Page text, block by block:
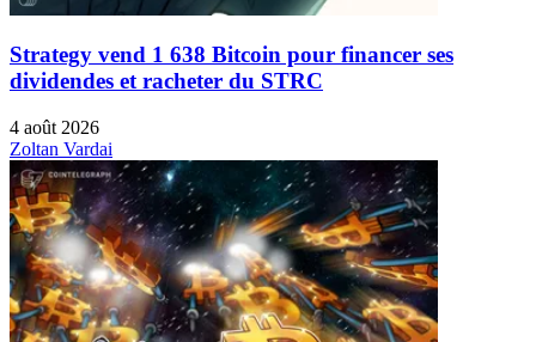
Strategy vend 1 638 Bitcoin pour financer ses
dividendes et racheter du STRC
4 août 2026
Zoltan Vardai